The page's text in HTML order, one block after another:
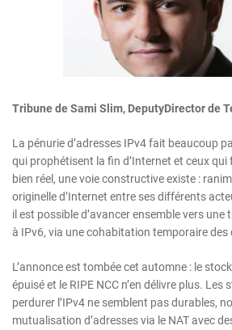
Tribune de Sami Slim, DeputyDirector de
La pénurie d’adresses IPv4 fait beaucoup
qui prophétisent la fin d’Internet et ceux qui
bien réel, une voie constructive existe :
originelle d’Internet entre ses différents
il est possible d’avancer ensemble vers une
à IPv6, via une cohabitation temporaire des
L’annonce est tombée cet automne : le
épuisé et le RIPE NCC n’en délivre plus.
perdurer l’IPv4 ne semblent pas durables,
mutualisation d’adresses via le NAT avec